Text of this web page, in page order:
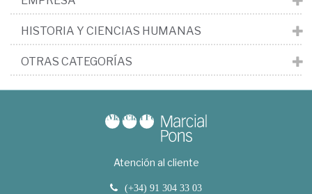
HISTORIA Y CIENCIAS HUMANAS
OTRAS CATEGORÍAS
Atención al cliente
(+34) 91 304 33 03